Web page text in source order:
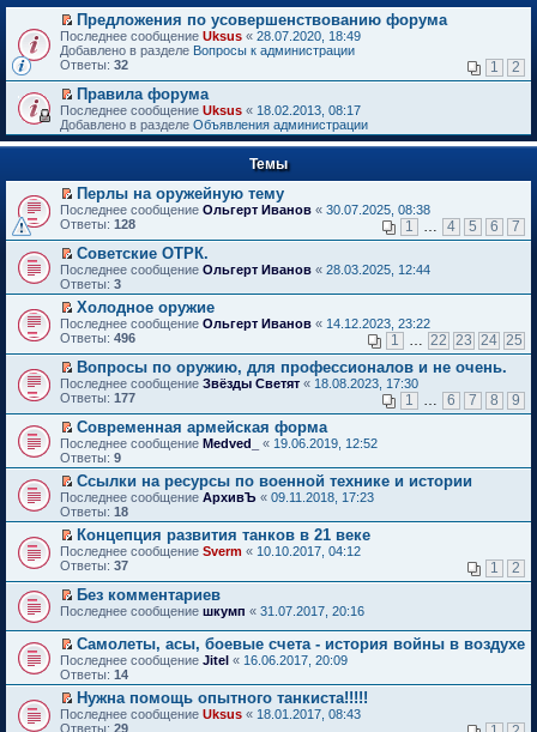
П
е
р
й
т
и
к
п
в
о
м
у
н
е
п
р
о
ч
и
а
н
н
о
м
у
с
о
о
б
щ
е
н
и
ю
Предложения по усовершенствованию форума
Последнее сообщение Uksus « 28.07.2020, 18:49
Добавлено в разделе Вопросы к администрации
Ответы: 32 1 2
П
е
р
е
т
и
к
п
р
в
о
м
у
н
е
п
р
о
ч
т
а
н
н
о
м
у
с
о
о
б
щ
е
н
ю
Правила форума
Последнее сообщение Uksus « 18.02.2013, 08:17
Добавлено в разделе Объявления администрации
Темы
П
е
е
й
т
и
к
п
е
в
о
м
у
н
е
п
р
о
ч
и
т
а
н
н
о
м
у
о
о
б
щ
е
н
и
Перлы на оружейную тему
Последнее сообщение Ольгерт Иванов « 30.07.2025, 08:38
Ответы: 128 1 4 5 6 7
П
е
р
е
й
т
и
п
е
в
о
м
у
н
е
п
р
о
ч
и
т
а
н
о
м
у
с
о
о
б
Советские ОТРК.
Последнее сообщение Ольгерт Иванов « 28.03.2025, 12:44
Ответы: 3
П
е
е
й
т
и
к
п
е
р
в
о
м
у
н
е
п
р
о
ч
т
а
н
н
о
м
у
Холодное оружие
Последнее сообщение Ольгерт Иванов « 14.12.2023, 23:22
Ответы: 496 1 22 23 24 25
П
е
е
й
т
и
к
п
е
р
в
о
м
у
н
е
р
о
ч
и
т
а
н
Вопросы по оружию, для профессионалов и не очень.
Последнее сообщение Звёзды Светят « 18.08.2023, 17:30
Ответы: 177 1 6 7 8 9
П
е
р
е
й
т
и
к
п
е
р
в
о
у
н
е
п
р
о
ч
Современная армейская форма
Последнее сообщение Medved_ « 19.06.2019, 12:52
Ответы: 9
П
е
р
е
й
т
и
п
р
в
о
м
у
н
е
Ссылки на ресурсы по военной технике и истории
Последнее сообщение АрхивЪ « 09.11.2018, 17:23
Ответы: 18
П
е
е
й
т
и
к
п
е
р
в
о
Концепция развития танков в 21 веке
Последнее сообщение Sverm « 10.10.2017, 04:12
Ответы: 37 1 2
П
р
е
й
т
и
к
п
Без комментариев
Последнее сообщение шкумп « 31.07.2017, 20:16
П
е
р
е
й
т
Самолеты, асы, боевые счета - история войны в воздухе
Последнее сообщение Jitel « 16.06.2017, 20:09
Ответы: 14
П
е
Нужна помощь опытного танкиста!!!!!
Последнее сообщение Uksus « 18.01.2017, 08:43
Ответы: 29